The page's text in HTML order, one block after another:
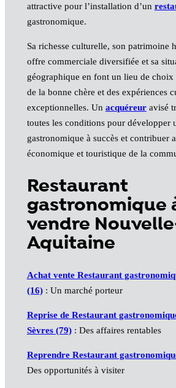
attractive pour l’installation d’un
gastronomique.
Sa richesse culturelle, son patrimoine
offre commerciale diversifiée et sa
géographique en font un lieu de choix
de la bonne chère et des expériences
exceptionnelles. Un acquéreuravisé
toutes les conditions pour développer
gastronomique à succès et contribuer
économique et touristique de la
Restaurant
gastronomique
vendre
Aquitaine
Achat vente Restaurant
(16): Un marché porteur
Reprise de Restaurant
Sèvres (79): Des affaires rentables
Reprendre Restaurant
Des opportunités à visiter